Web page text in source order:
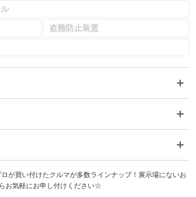
盗難防止装置
が買い付けたクルマが多数ラインナップ！展示場にないお
お気軽にお申し付けください☆